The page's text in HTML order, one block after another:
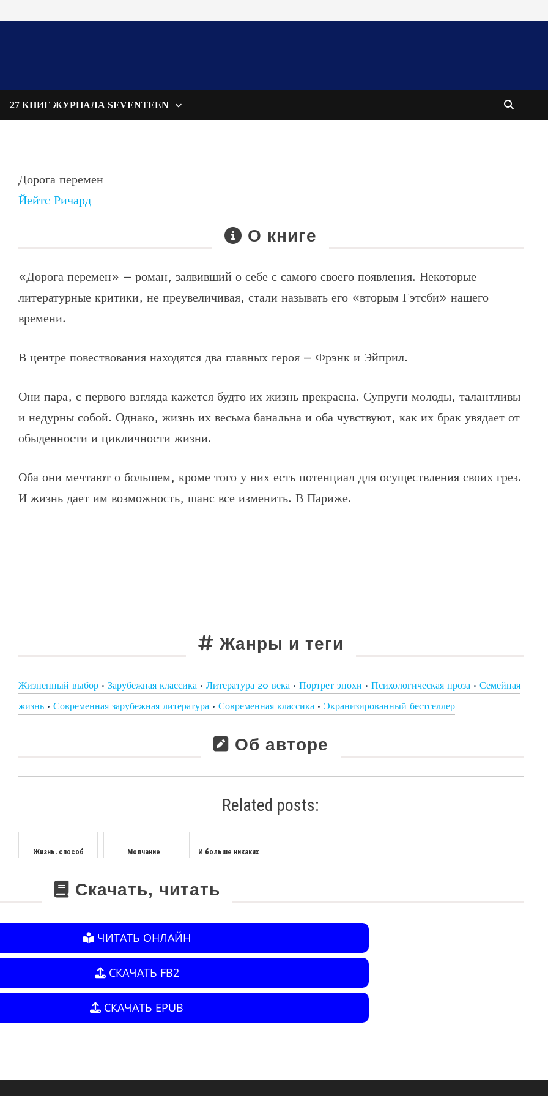
27 КНИГ ЖУРНАЛА SEVENTEEN
Дорога перемен
Йейтс Ричард
О книге
«Дорога перемен» — роман, заявивший о себе с самого своего появления. Некоторые
литературные критики, не преувеличивая, стали называть его «вторым Гэтсби» нашего
времени.
В центре повествования находятся два главных героя — Фрэнк и Эйприл.
Они пара, с первого взгляда кажется будто их жизнь прекрасна. Супруги молоды, талантливы
и недурны собой. Однако, жизнь их весьма банальна и оба чувствуют, как их брак увядает от
обыденности и цикличности жизни.
Оба они мечтают о большем, кроме того у них есть потенциал для осуществления своих грез.
И жизнь дает им возможность, шанс все изменить. В Париже.
Жанры и теги
Жизненный выбор •Зарубежная классика •Литература 20 века •Портрет эпохи •Психологическая проза •Семейная
жизнь •Современная зарубежная литература •Современная классика •Экранизированный бестселлер
Об авторе
Related posts:
Жизнь, способ
Молчание
И больше никаких
Скачать, читать
ЧИТАТЬ ОНЛАЙН
СКАЧАТЬ FB2
СКАЧАТЬ EPUB